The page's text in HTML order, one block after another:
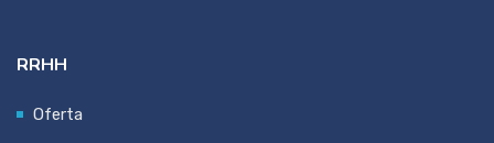
RRHH
Oferta